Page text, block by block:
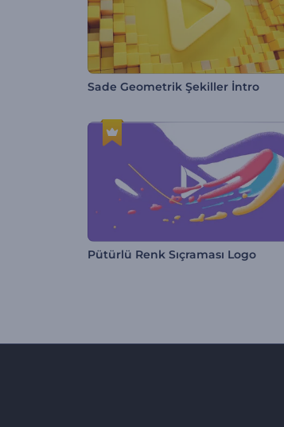
Sade Geometrik Şekiller İntro
Pütürlü Renk Sıçraması Logo